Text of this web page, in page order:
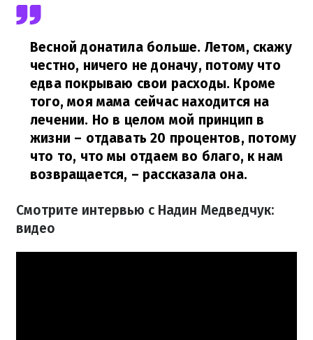
Весной донатила больше. Летом, скажу
честно, ничего не доначу, потому что
едва покрываю свои расходы. Кроме
того, моя мама сейчас находится на
лечении. Но в целом мой принцип в
жизни – отдавать 20 процентов, потому
что то, что мы отдаем во благо, к нам
возвращается, – рассказала она.
Смотрите интервью с Надин Медведчук:
видео